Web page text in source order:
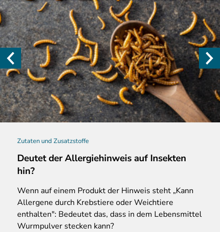
Zutaten und Zusatzstoffe
Deutet der Allergiehinweis auf Insekten
hin?
Wenn auf einem Produkt der Hinweis steht „Kann
Allergene durch Krebstiere oder Weichtiere
enthalten": Bedeutet das, dass in dem Lebensmittel
Wurmpulver stecken kann?